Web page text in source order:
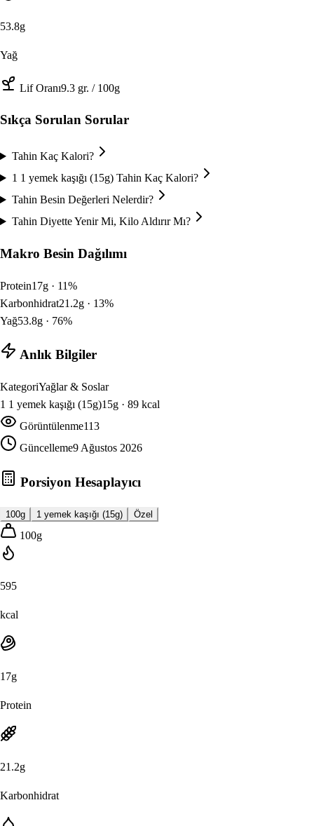
53.8g
Yağ
Lif Oranı9.3 gr. / 100g
Sıkça Sorulan Sorular
Tahin Kaç Kalori?
1 1 yemek kaşığı (15g) Tahin Kaç Kalori?
Tahin Besin Değerleri Nelerdir?
Tahin Diyette Yenir Mi, Kilo Aldırır Mı?
Makro Besin Dağılımı
Protein17g · 11%
Karbonhidrat21.2g · 13%
Yağ53.8g · 76%
Anlık Bilgiler
KategoriYağlar & Soslar
1 1 yemek kaşığı (15g)15g · 89 kcal
Görüntülenme113
Güncelleme9 Ağustos 2026
Porsiyon Hesaplayıcı
100g 1 yemek kaşığı (15g) Özel
100g
595
kcal
17g
Protein
21.2g
Karbonhidrat